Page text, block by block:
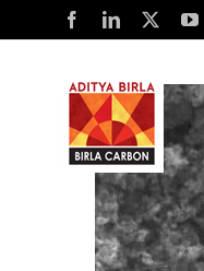
to
content
FacebookLinkedIn